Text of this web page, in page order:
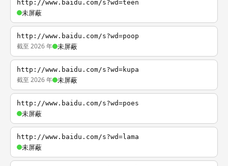
http://www.baidu.com/s?wd=teen
未屏蔽
http://www.baidu.com/s?wd=poop
截至 2026 年 未屏蔽
http://www.baidu.com/s?wd=kupa
截至 2026 年 未屏蔽
http://www.baidu.com/s?wd=poes
未屏蔽
http://www.baidu.com/s?wd=lama
未屏蔽